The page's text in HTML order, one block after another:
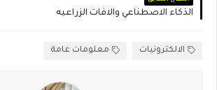
الذكاء الاصطناعي والافات الزراعيه
الالكترونيات معلومات عامة